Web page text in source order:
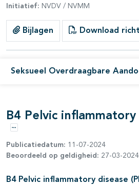
Initiatief: NVDV / NVMM
Bijlagen Download
Seksueel Overdraagbare
B4 Pelvic inflammatory
Opties
Publicatiedatum: 11-07-2024
Beoordeeld op geldigheid: 27-03-2024
B4 Pelvic inflammatory disease